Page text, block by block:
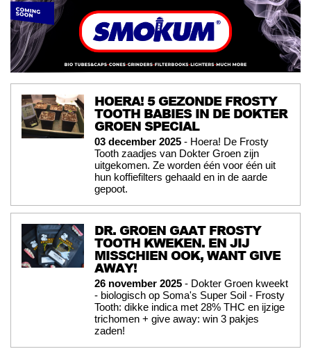
HOERA! 5 GEZONDE FROSTY
TOOTH BABIES IN DE DOKTER
GROEN SPECIAL
03 december 2025 - Hoera! De Frosty
Tooth zaadjes van Dokter Groen zijn
uitgekomen. Ze worden één voor één uit
hun koffiefilters gehaald en in de aarde
gepoot.
DR. GROEN GAAT FROSTY
TOOTH KWEKEN. EN JIJ
MISSCHIEN OOK, WANT GIVE
AWAY!
26 november 2025 - Dokter Groen kweekt
- biologisch op Soma's Super Soil - Frosty
Tooth: dikke indica met 28% THC en ijzige
trichomen + give away: win 3 pakjes
zaden!